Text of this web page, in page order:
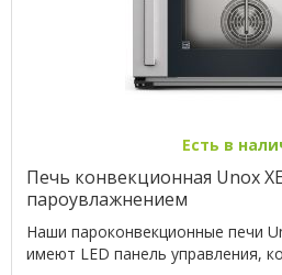
Есть в
Печь конвекционная Unox
пароувлажнением
Наши пароконвекционные печи
имеют LED панель управления,